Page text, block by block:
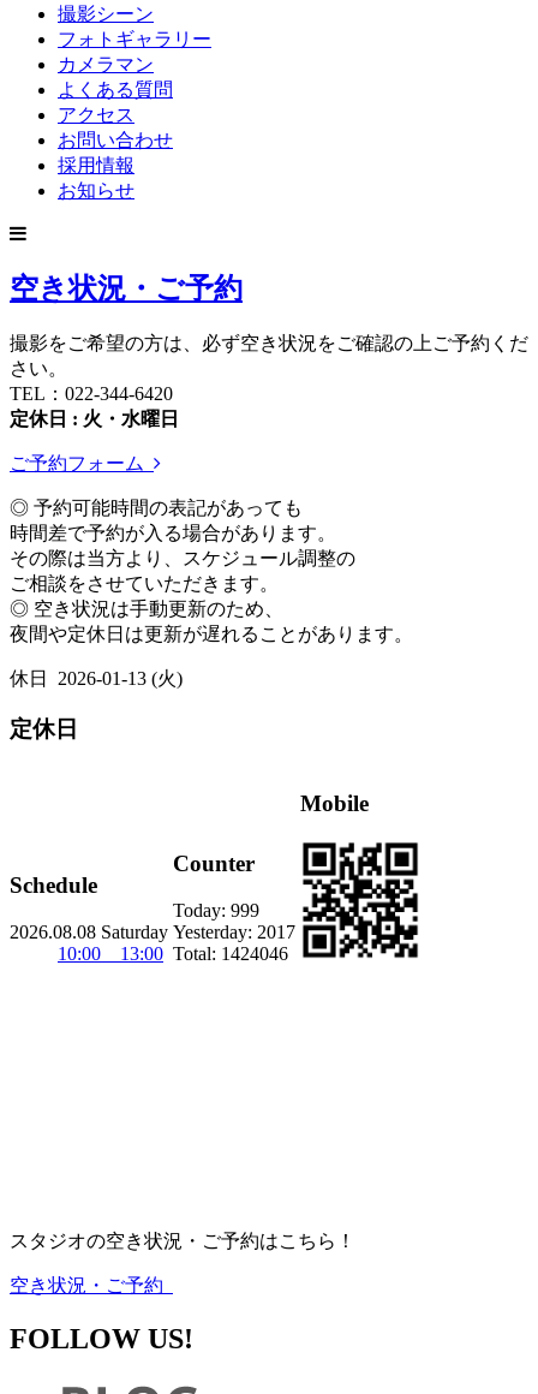
撮影シーン
フォトギャラリー
カメラマン
よくある質問
アクセス
お問い合わせ
採用情報
お知らせ
空き状況・ご予約
撮影をご希望の方は、必ず空き状況をご確認の上ご予約くだ
さい。
TEL：022-344-6420
定休日 : 火・水曜日
ご予約フォーム
◎ 予約可能時間の表記があっても
時間差で予約が入る場合があります。
その際は当方より、スケジュール調整の
ご相談をさせていただきます。
◎ 空き状況は手動更新のため、
夜間や定休日は更新が遅れることがあります。
休日 2026-01-13 (火)
定休日
Schedule
2026.08.08 Saturday
10:00 13:00
Counter
Today: 999
Yesterday: 2017
Total: 1424046
Mobile
スタジオの空き状況・ご予約はこちら！
空き状況・ご予約
FOLLOW US!